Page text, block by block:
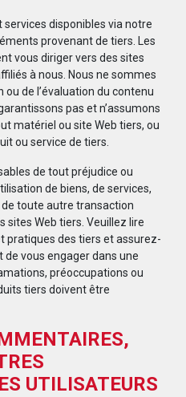
disponibles via notre
provenant de tiers. Les
vous diriger vers des sites
à nous. Nous ne sommes
ou de l’évaluation du contenu
pas et n’assumons
matériel ou site Web tiers, ou
ou service de tiers.
de tout préjudice ou
de biens, de services,
toute autre transaction
Web tiers. Veuillez lire
pratiques des tiers et assurez-
vous engager dans une
préoccupations ou
tiers doivent être
UTILISATEURS